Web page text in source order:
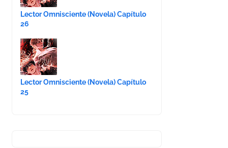
Lector Omnisciente (Novela) Capítulo
26
Lector Omnisciente (Novela) Capítulo
25